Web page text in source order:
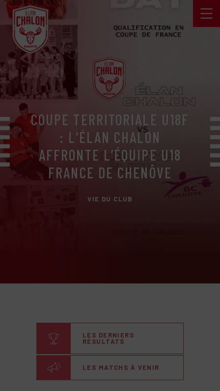
COUPE TERRITORIALE U18F
: L’ÉLAN CHALON
AFFRONTE L’ÉQUIPE U18
FRANCE DE CHENÔVE
VIE DU CLUB
LES DERNIERS
RÉSULTATS
LES MATCHS À VENIR